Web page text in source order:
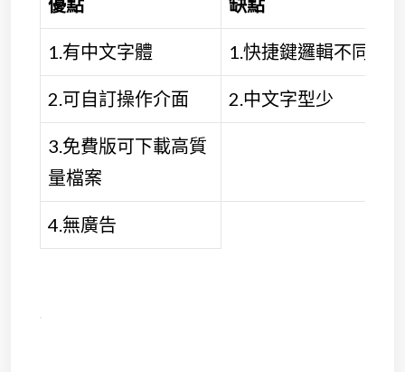
優點 缺點
1.有中文字體 1.快捷鍵邏輯不同
2.可自訂操作介面 2.中文字型少
3.免費版可下載高質
量檔案
4.無廣告